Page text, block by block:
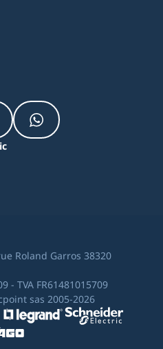
Roland Garros 38320
- TVA FR61481015709
sas 2005-2026